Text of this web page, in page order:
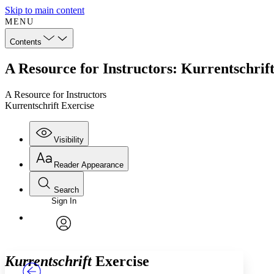
Skip to main content
MENU
Contents
A Resource for Instructors:
A Resource for Instructors
Kurrentschrift Exercise
Visibility
Annotations
Reader Appearance
Font
Font style
Search
Enter search criteria
Search within:
Sign In
KurrentschriftExercise